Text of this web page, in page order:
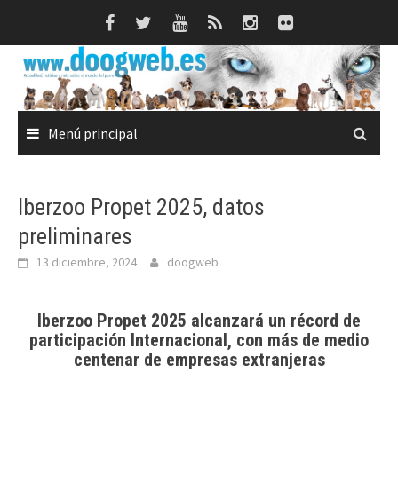
Menú principal
Iberzoo Propet 2025, datos
preliminares
13 diciembre, 2024 doogweb
Iberzoo Propet 2025 alcanzará un récord de
participación Internacional, con más de medio
centenar de empresas extranjeras